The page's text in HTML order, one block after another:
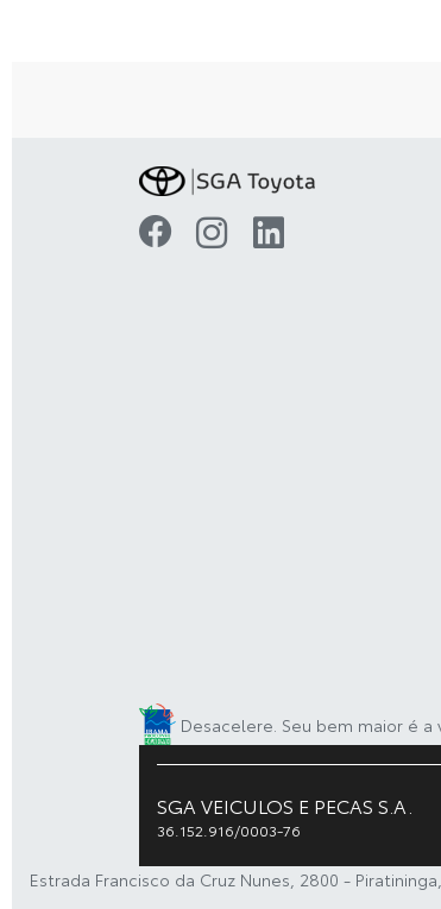
Desacelere. Seu bem maior é a
SGA VEICULOS E PECAS S.A.
36.152.916/0003-76
Estrada Francisco da Cruz Nunes, 2800 -